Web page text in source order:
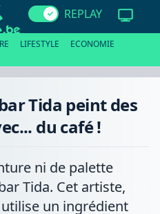
REPLAY
LIFESTYLE ECONOMIE
Tida peint des
du café !
ni de palette
Tida. Cet artiste,
un ingrédient